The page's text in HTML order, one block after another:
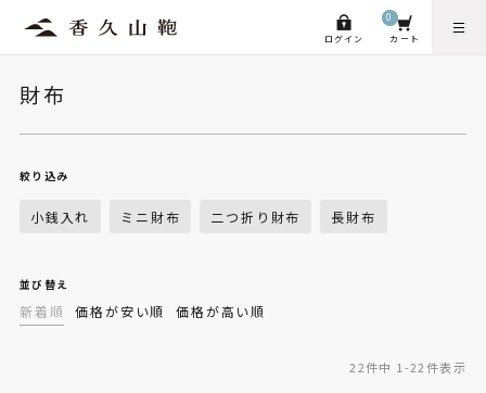
ログイン カート
0
財布
絞り込み
小銭入れ ミニ財布 二つ折り財布 長財布
並び替え
新着順 価格が安い順 価格が高い順
22件中 1 -22件表示